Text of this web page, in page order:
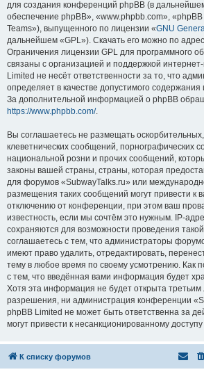
для создания конференций phpBB (в
обеспечение phpBB», «www.phpbb.com»,
Teams»), выпущенного по лицензии «GNU
дальнейшем «GPL»). Скачать его можно по
Ограничения лицензии GPL для программного
связаны с организацией и поддержкой
Limited не несёт ответственности за то, что
определяет в качестве допустимого
За дополнительной информацией о phpBB
https://www.phpbb.com/.
Вы соглашаетесь не размещать
клеветнических сообщений, порнографических
национальной розни и прочих сообщений,
законы вашей страны, страны, которая
для форумов «SubwayTalks.ru» или
размещения таких сообщений могут привести к
отключению от конференции, при этом ваш
известность, если мы сочтём это нужным. IP-
сохраняются для возможности проведения
соглашаетесь с тем, что администраторы
имеют право удалить, отредактировать,
тему в любое время по своему усмотрению. Как
с тем, что введённая вами информация будет
Хотя эта информация не будет открыта
разрешения, ни администрация конференции
phpBB Limited не может быть ответственна за
могут привести к несанкционированному доступу
К списку форумов